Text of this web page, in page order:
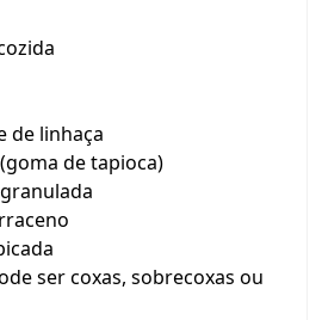
de linhaça
de tapioca)
ser coxas, sobrecoxas ou